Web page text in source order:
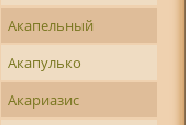
Акапельный
Акапулько
Акариазис